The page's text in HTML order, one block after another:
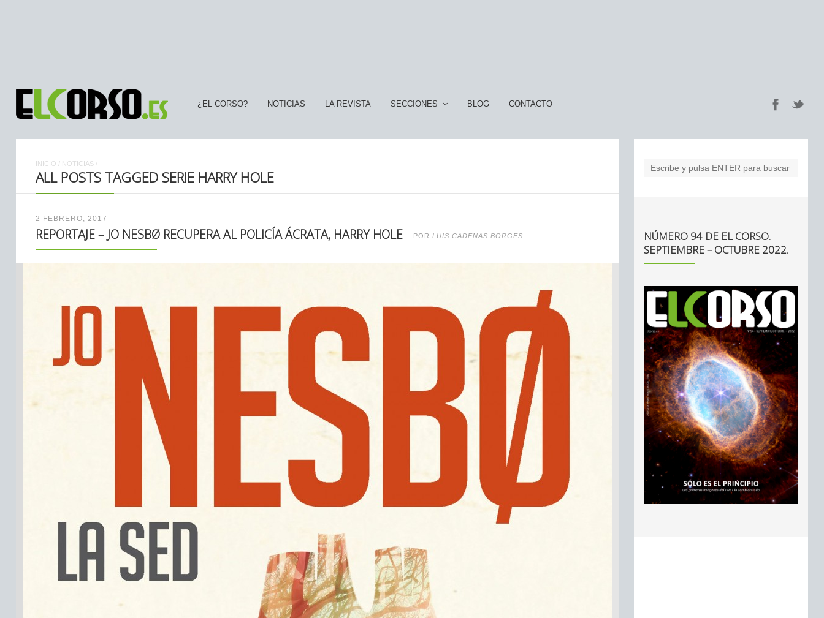
¿EL CORSO? NOTICIAS LA REVISTA SECCIONES BLOG CONTACTO
INICIO / NOTICIAS /
ALL POSTS TAGGED SERIE HARRY HOLE
2 FEBRERO, 2017
REPORTAJE – JO NESBØ RECUPERA AL POLICÍA ÁCRATA, HARRY HOLE PORLUIS CADENAS BORGES
NÚMERO 94 DE EL CORSO.
SEPTIEMBRE – OCTUBRE 2022.